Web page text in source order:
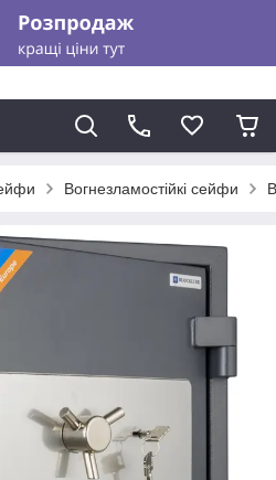
Вогнезламостійкі сейфи